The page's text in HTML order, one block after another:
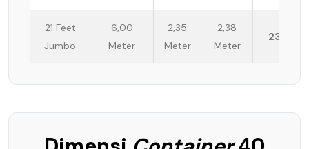
21 Feet
Jumbo
6,00
Meter
2,35
Meter
2,38
Meter
23 Ton